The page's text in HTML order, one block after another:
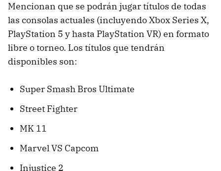
Mencionan que se podrán jugar títulos de todas
las consolas actuales (incluyendo Xbox Series X,
PlayStation 5 y hasta PlayStation VR) en formato
libre o torneo. Los títulos que tendrán
disponibles son:
Super Smash Bros Ultimate
Street Fighter
MK 11
Marvel VS Capcom
Injustice 2